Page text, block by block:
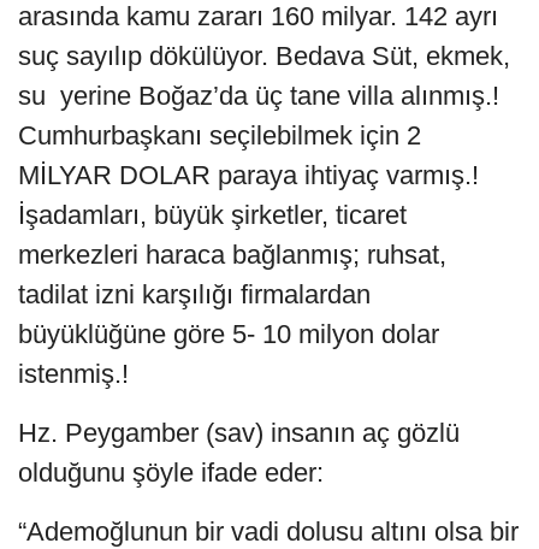
arasında kamu zararı 160 milyar. 142 ayrı
suç sayılıp dökülüyor. Bedava Süt, ekmek,
su yerine Boğaz’da üç tane villa alınmış.!
Cumhurbaşkanı seçilebilmek için 2
MİLYAR DOLAR paraya ihtiyaç varmış.!
İşadamları, büyük şirketler, ticaret
merkezleri haraca bağlanmış; ruhsat,
tadilat izni karşılığı firmalardan
büyüklüğüne göre 5- 10 milyon dolar
istenmiş.!
Hz. Peygamber (sav) insanın aç gözlü
olduğunu şöyle ifade eder:
“Ademoğlunun bir vadi dolusu altını olsa bir